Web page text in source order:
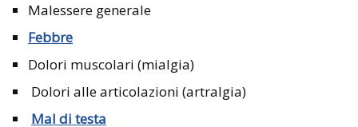
Malessere generale
Febbre
Dolori muscolari (mialgia)
Dolori alle articolazioni (artralgia)
Mal di testa